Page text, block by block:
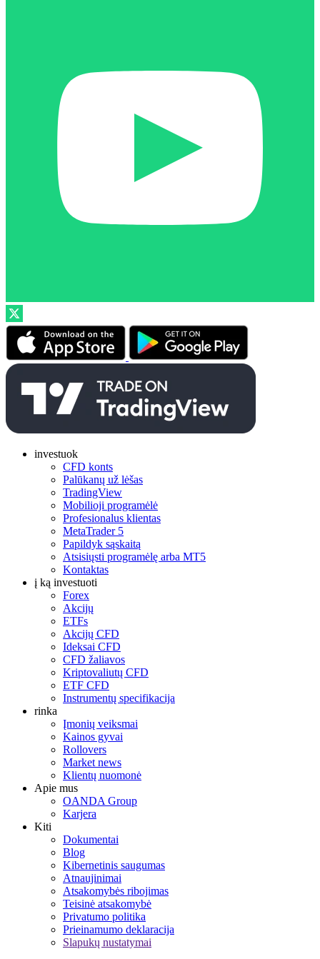
investuok
CFD konts
Palūkanų už lėšas
TradingView
Mobilioji programėlė
Profesionalus klientas
MetaTrader 5
Papildyk sąskaitą
Atsisiųsti programėlę arba MT5
Kontaktas
į ką investuoti
Forex
Akcijų
ETFs
Akcijų CFD
Ideksai CFD
CFD žaliavos
Kriptovaliutų CFD
ETF CFD
Instrumentų specifikacija
rinka
Įmonių veiksmai
Kainos gyvai
Rollovers
Market news
Klientų nuomonė
Apie mus
OANDA Group
Karjera
Kiti
Dokumentai
Blog
Kibernetinis saugumas
Atnaujinimai
Atsakomybės ribojimas
Teisinė atsakomybė
Privatumo politika
Prieinamumo deklaracija
Slapukų nustatymai